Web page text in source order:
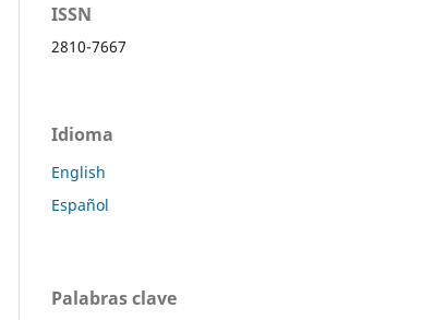
ISSN
2810-7667
Idioma
English
Español
Palabras clave